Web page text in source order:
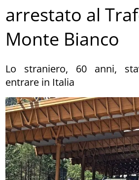
arrestato al
Monte Bianco
Lo straniero, 60 anni,
entrare in Italia